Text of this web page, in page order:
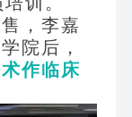
，李嘉
院后，
作临床